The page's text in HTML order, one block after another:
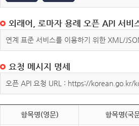
외래어, 로마자 용례 오픈 API 서비
연계 표준 서비스를 이용하기 위한 XML/
요청 메시지 명세
오픈 API 요청 URL : https://korean.go.kr/
항목명(영문) 항목명(국